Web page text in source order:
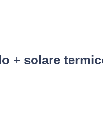
+ solare